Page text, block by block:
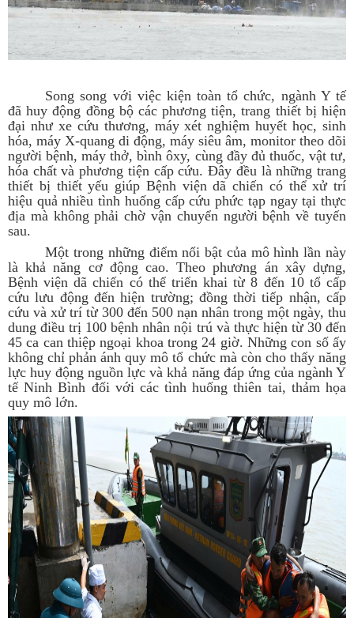
Song song với việc kiện toàn tổ chức, ngành Y tế
đã huy động đồng bộ các phương tiện, trang thiết bị hiện
đại như xe cứu thương, máy xét nghiệm huyết học, sinh
hóa, máy X-quang di động, máy siêu âm, monitor theo dõi
người bệnh, máy thở, bình ôxy, cùng đầy đủ thuốc, vật tư,
hóa chất và phương tiện cấp cứu. Đây đều là những trang
thiết bị thiết yếu giúp Bệnh viện dã chiến có thể xử trí
hiệu quả nhiều tình huống cấp cứu phức tạp ngay tại thực
địa mà không phải chờ vận chuyển người bệnh về tuyến
sau.
Một trong những điểm nổi bật của mô hình lần này
là khả năng cơ động cao. Theo phương án xây dựng,
Bệnh viện dã chiến có thể triển khai từ 8 đến 10 tổ cấp
cứu lưu động đến hiện trường; đồng thời tiếp nhận, cấp
cứu và xử trí từ 300 đến 500 nạn nhân trong một ngày, thu
dung điều trị 100 bệnh nhân nội trú và thực hiện từ 30 đến
45 ca can thiệp ngoại khoa trong 24 giờ. Những con số ấy
không chỉ phản ánh quy mô tổ chức mà còn cho thấy năng
lực huy động nguồn lực và khả năng đáp ứng của ngành Y
tế Ninh Bình đối với các tình huống thiên tai, thảm họa
quy mô lớn.